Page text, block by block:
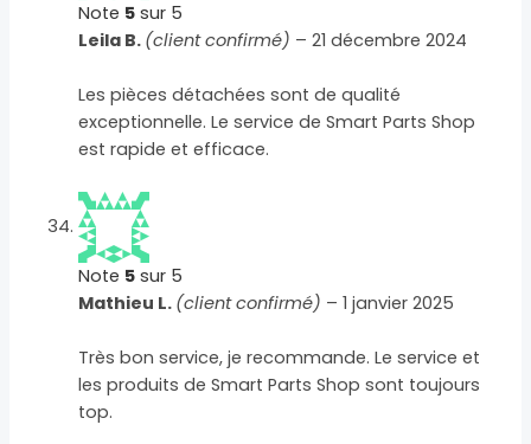
Note 5 sur 5
Leila B. (client confirmé) – 21 décembre 2024
Les pièces détachées sont de qualité
exceptionnelle. Le service de Smart Parts Shop
est rapide et efficace.
Note 5 sur 5
Mathieu L. (client confirmé) – 1 janvier 2025
Très bon service, je recommande. Le service et
les produits de Smart Parts Shop sont toujours
top.